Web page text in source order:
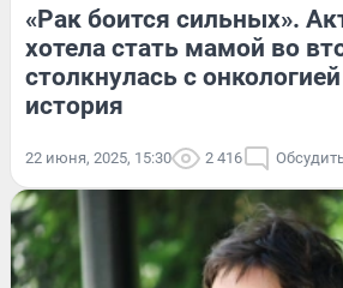
«Рак боится сильных».
хотела стать мамой во
столкнулась с
история
22 июня, 2025, 15:30 2 416